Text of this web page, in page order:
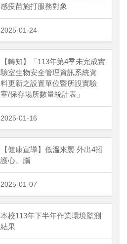
感疫苗施打服務對象
2025-01-24
【轉知】「113年第4季未完成實
驗室生物安全管理資訊系統資
料更新之設置單位暨所設實驗
室/保存場所數量統計表」
2025-01-16
【健康宣導】低溫來襲 外出4招
護心、腦
2025-01-07
本校113年下半年作業環境監測
結果